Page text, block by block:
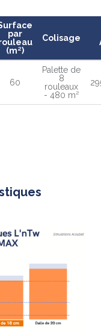
par
(m²)
Colisage
60
Palette de
8
rouleaux
- 480 m²